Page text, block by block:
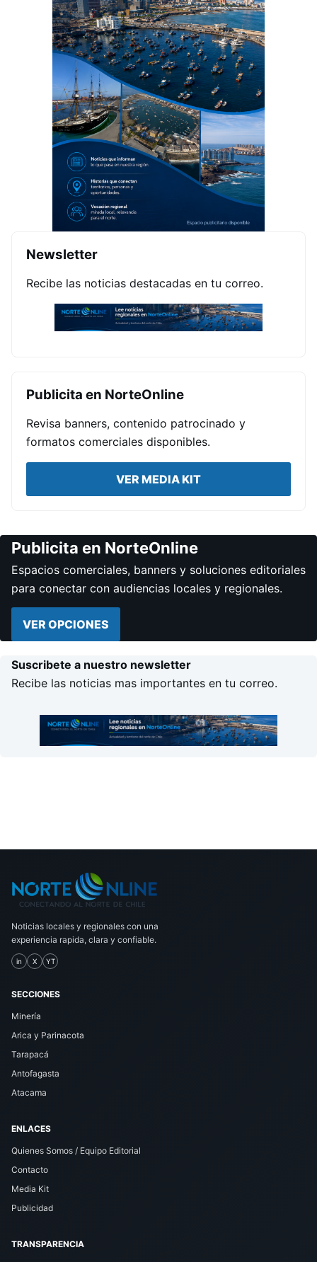
Newsletter
Recibe las noticias destacadas en tu correo.
Publicita en NorteOnline
Revisa banners, contenido patrocinado y
formatos comerciales disponibles.
VER MEDIA KIT
Publicita en NorteOnline
Espacios comerciales, banners y soluciones editoriales
para conectar con audiencias locales y regionales.
VER OPCIONES
Suscribete a nuestro newsletter
Recibe las noticias mas importantes en tu correo.
Noticias locales y regionales con una
experiencia rapida, clara y confiable.
in X YT
SECCIONES
Minería
Arica y Parinacota
Tarapacá
Antofagasta
Atacama
ENLACES
Quienes Somos / Equipo Editorial
Contacto
Media Kit
Publicidad
TRANSPARENCIA